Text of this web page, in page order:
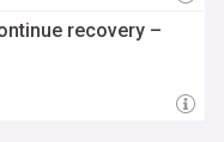
recovery –